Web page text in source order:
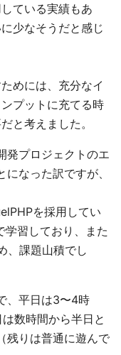
ている実績もあ
少なそうだと感じ
めには、充分なイ
プットに充てる時
と考えました。
発プロジェクトのエ
なった訳ですが、
を採用してい
学習しており、また
、課題山積でし
、平日は3〜4時
数時間から半日と
残りは普通に遊んで